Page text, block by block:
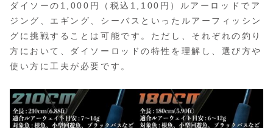
ダイソーの1,000円（税込1,100円）ルアーロッドでア
ジング、エギング、シーバスといったルアーフィッシン
グに挑戦することは可能です。ただし、それぞれの釣り
方において、ダイソーロッドの特性を理解し、選び方や
使い方に工夫が必要です。